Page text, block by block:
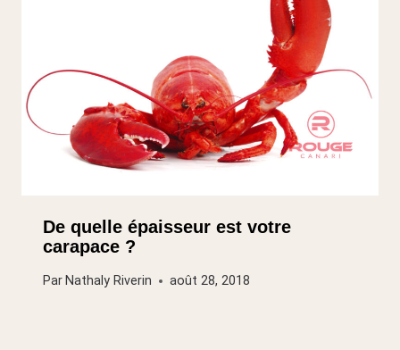
De quelle épaisseur est votre
carapace ?
Par Nathaly Riverin août 28, 2018